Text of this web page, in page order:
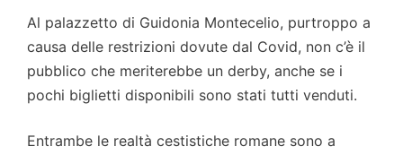
Al palazzetto di Guidonia Montecelio, purtroppo a
causa delle restrizioni dovute dal Covid, non c’è il
pubblico che meriterebbe un derby, anche se i
pochi biglietti disponibili sono stati tutti venduti.
Entrambe le realtà cestistiche romane sono a